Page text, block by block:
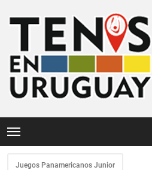
Juegos Panamericanos Junior